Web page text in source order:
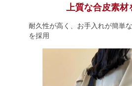
上質な合皮素材
耐久性が高く、お手入れが簡単
を採用